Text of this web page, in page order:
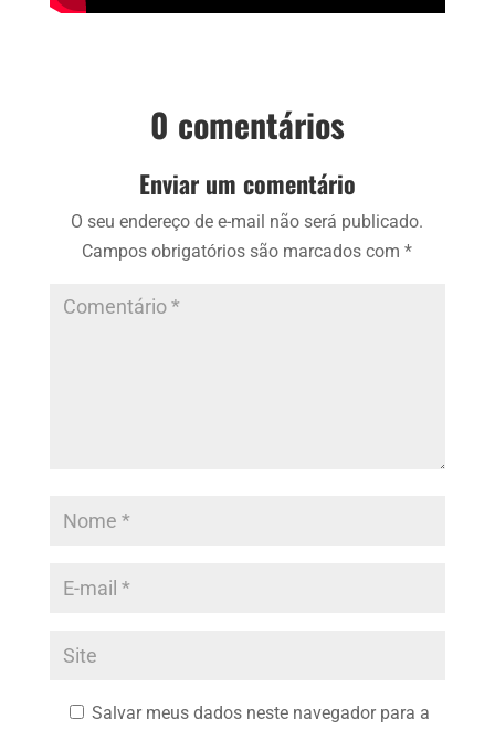
0 comentários
Enviar um comentário
O seu endereço de e-mail não será publicado.
Campos obrigatórios são marcados com*
Salvar meus dados neste navegador para a